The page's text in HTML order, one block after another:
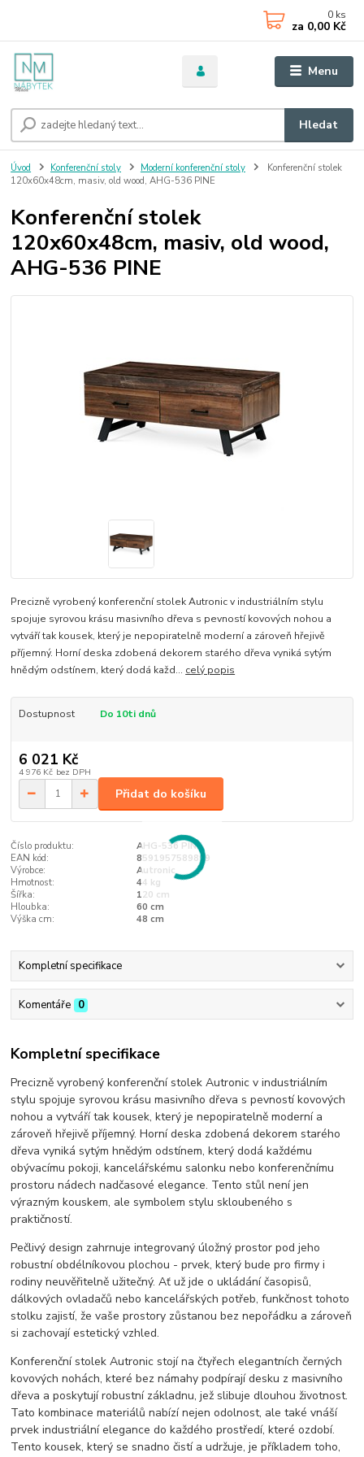
Menu
Hledat
0 ks
za 0,00 Kč
Úvod Konferenční stoly Moderní konferenční stoly
Konferenční stolek
120x60x48cm, masiv, old wood, AHG-536 PINE
Konferenční stolek
120x60x48cm, masiv, old wood,
AHG-536 PINE
Precizně vyrobený konferenční stolek Autronic v industriálním stylu
spojuje syrovou krásu masivního dřeva s pevností kovových nohou a
vytváří tak kousek, který je nepopiratelně moderní a zároveň hřejivě
příjemný. Horní deska zdobená dekorem starého dřeva vyniká sytým
hnědým odstínem, který dodá každ... celý popis
Dostupnost Do 10ti dnů
6 021 Kč
4 976 Kč bez DPH
Přidat do košíku
Číslo produktu:
AHG-536 PINE
EAN kód:
8591957589899
Výrobce:
Autronic
Hmotnost:
44 kg
Šířka:
120 cm
Hloubka:
60 cm
Výška cm:
48 cm
Kompletní specifikace
Komentáře 0
Kompletní specifikace
Precizně vyrobený konferenční stolek Autronic v industriálním
stylu spojuje syrovou krásu masivního dřeva s pevností kovových
nohou a vytváří tak kousek, který je nepopiratelně moderní a
zároveň hřejivě příjemný. Horní deska zdobená dekorem starého
dřeva vyniká sytým hnědým odstínem, který dodá každému
obývacímu pokoji, kancelářskému salonku nebo konferenčnímu
prostoru nádech nadčasové elegance. Tento stůl není jen
výrazným kouskem, ale symbolem stylu skloubeného s
praktičností.
Pečlivý design zahrnuje integrovaný úložný prostor pod jeho
robustní obdélníkovou plochou - prvek, který bude pro firmy i
rodiny neuvěřitelně užitečný. Ať už jde o ukládání časopisů,
dálkových ovladačů nebo kancelářských potřeb, funkčnost tohoto
stolku zajistí, že vaše prostory zůstanou bez nepořádku a zároveň
si zachovají estetický vzhled.
Konferenční stolek Autronic stojí na čtyřech elegantních černých
kovových nohách, které bez námahy podpírají desku z masivního
dřeva a poskytují robustní základnu, jež slibuje dlouhou životnost.
Tato kombinace materiálů nabízí nejen odolnost, ale také vnáší
prvek industriální elegance do každého prostředí, které ozdobí.
Tento kousek, který se snadno čistí a udržuje, je příkladem toho,